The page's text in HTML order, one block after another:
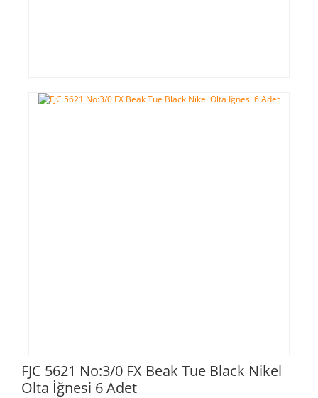
FJC 5621 No:3/0 FX Beak Tue Black Nikel
Olta İğnesi 6 Adet